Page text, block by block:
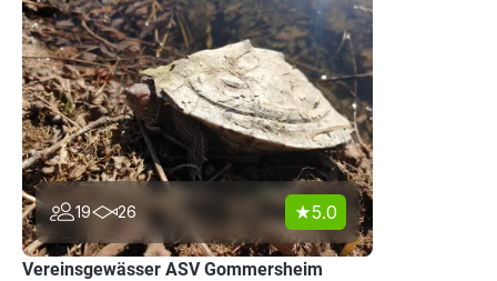
19 26 5.0
Vereinsgewässer ASV Gommersheim